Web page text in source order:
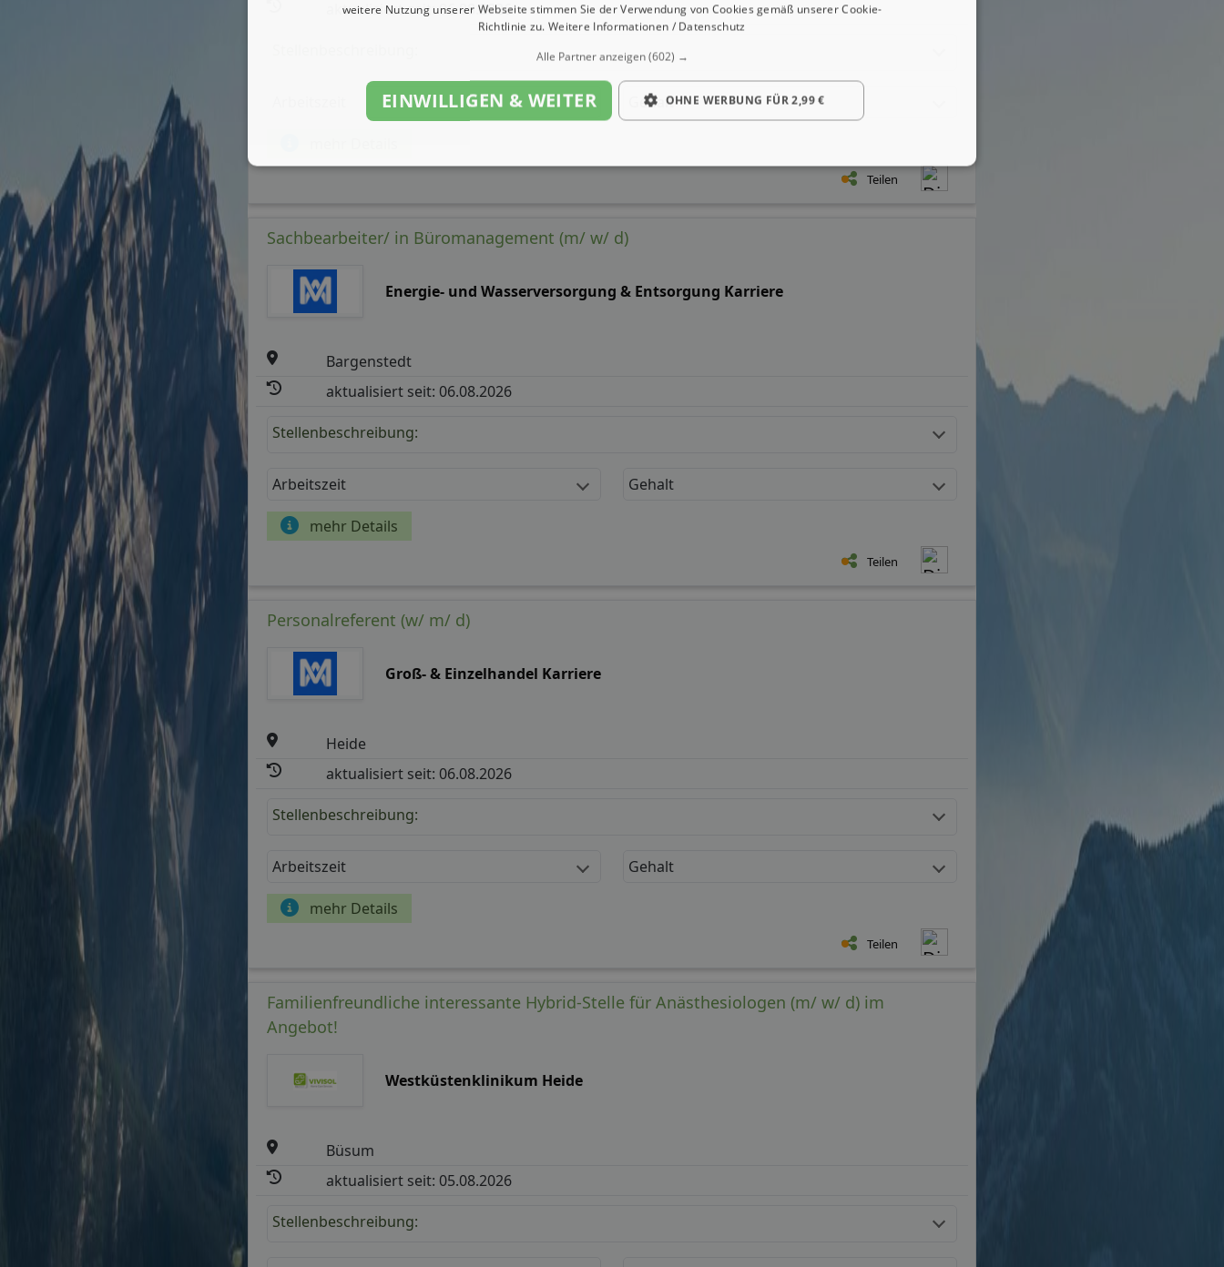
aktualisiert seit: 06.08.2026
Gehalt
Teilen
Sachbearbeiter/ in Büromanagement (m/ w/ d)
Energie- und Wasserversorgung & Entsorgung Karriere
Bargenstedt
aktualisiert seit: 06.08.2026
Stellenbeschreibung:
Arbeitszeit Gehalt
mehr Details
Teilen
Personalreferent (w/ m/ d)
Groß- & Einzelhandel Karriere
Heide
aktualisiert seit: 06.08.2026
Stellenbeschreibung:
Arbeitszeit Gehalt
mehr Details
Teilen
Familienfreundliche interessante Hybrid-Stelle für Anästhesiologen (m/ w/ d) im
Angebot!
Westküstenklinikum Heide
Büsum
aktualisiert seit: 05.08.2026
Stellenbeschreibung:
weitere Nutzung unserer Webseite stimmen Sie der Verwendung von Cookies gemäß unserer Cookie-
Richtlinie zu. Weitere Informationen / Datenschutz
Alle Partner anzeigen(602) →
EINWILLIGEN & WEITER OHNE WERBUNG FÜR 2,99 €